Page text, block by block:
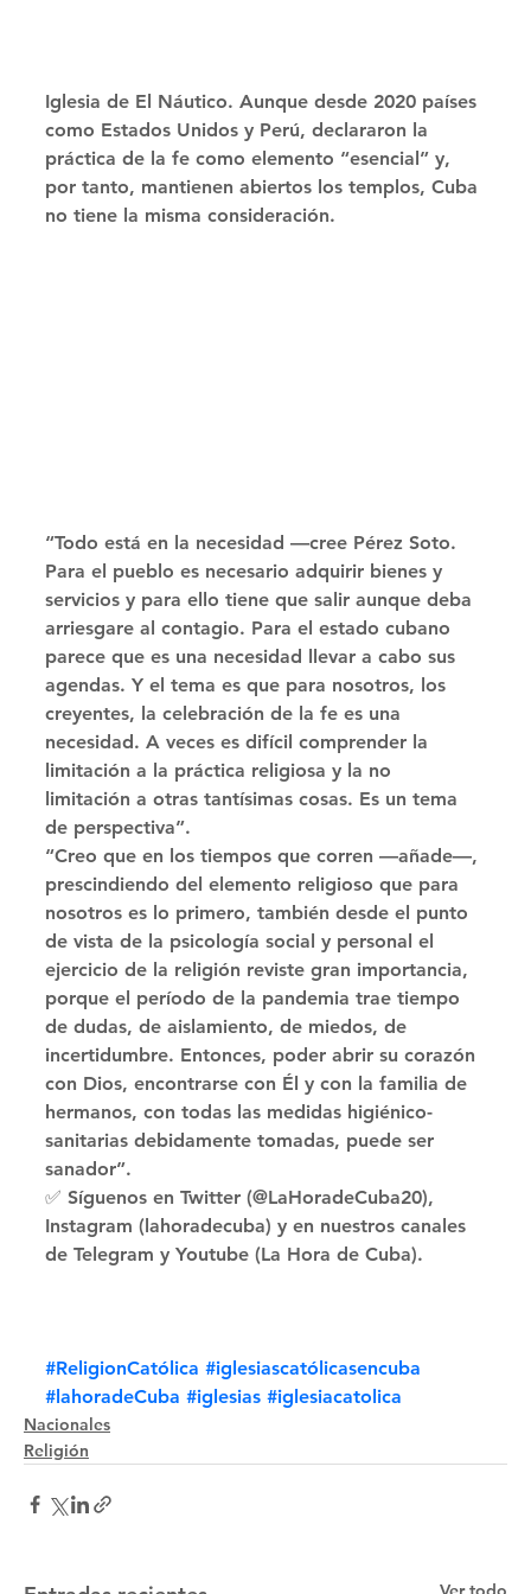
Iglesia de El Náutico. Aunque desde 2020 países
como Estados Unidos y Perú, declararon la
práctica de la fe como elemento “esencial” y,
por tanto, mantienen abiertos los templos, Cuba
no tiene la misma consideración.
“Todo está en la necesidad —cree Pérez Soto.
Para el pueblo es necesario adquirir bienes y
servicios y para ello tiene que salir aunque deba
arriesgare al contagio. Para el estado cubano
parece que es una necesidad llevar a cabo sus
agendas. Y el tema es que para nosotros, los
creyentes, la celebración de la fe es una
necesidad. A veces es difícil comprender la
limitación a la práctica religiosa y la no
limitación a otras tantísimas cosas. Es un tema
de perspectiva”.
“Creo que en los tiempos que corren —añade—,
prescindiendo del elemento religioso que para
nosotros es lo primero, también desde el punto
de vista de la psicología social y personal el
ejercicio de la religión reviste gran importancia,
porque el período de la pandemia trae tiempo
de dudas, de aislamiento, de miedos, de
incertidumbre. Entonces, poder abrir su corazón
con Dios, encontrarse con Él y con la familia de
hermanos, con todas las medidas higiénico-
sanitarias debidamente tomadas, puede ser
sanador”.
✅ Síguenos en Twitter (@LaHoradeCuba20),
Instagram (lahoradecuba) y en nuestros canales
de Telegram y Youtube (La Hora de Cuba).
#ReligionCatólica #iglesiascatólicasencuba
#lahoradeCuba #iglesias #iglesiacatolica
Nacionales
Religión